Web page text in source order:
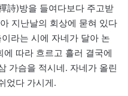
詩)방을 들여다보다 주고받
지난날의 회상에 묻혀 있다
라는 시에 자네가 달아 논
따라 흐르고 흘러 결국에
가슴을 적시네. 자네가 올린
었다 가시게.